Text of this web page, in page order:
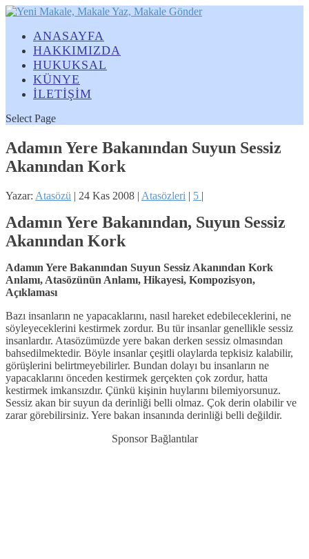
ANASAYFA
HAKKIMIZDA
HUKUKSAL
KÜNYE
İLETİŞİM
Select Page
Adamın Yere Bakanından Suyun Sessiz
Akanından Kork
Yazar: Atasözü | 24 Kas 2008 | Atasözleri | 5 |
Adamın Yere Bakanından, Suyun Sessiz
Akanından Kork
Adamın Yere Bakanından Suyun Sessiz Akanından Kork
Anlamı, Atasözünün Anlamı, Hikayesi, Kompozisyon,
Açıklaması
Bazı insanların ne yapacaklarını, nasıl hareket edebileceklerini, ne
söyleyeceklerini kestirmek zordur. Bu tür insanlar genellikle sessiz
insanlardır. Atasözümüzde yere bakan derken sessiz olmasından
bahsedilmektedir. Böyle insanlar çeşitli olaylarda tepkisiz kalabilir,
görüşlerini belirtmeyebilirler. Bundan dolayı bu insanların ne
yapacaklarını önceden kestirmek gerçekten çok zordur, hatta
kestirmek imkansızdır. Çünkü kişinin huylarını bilemiyorsunuz.
Sessiz akan bir suyun da derinliği belli olmaz. Çok derin olabilir ve
zarar görebilirsiniz. Yere bakan insanında derinliği belli değildir.
Sponsor Bağlantılar